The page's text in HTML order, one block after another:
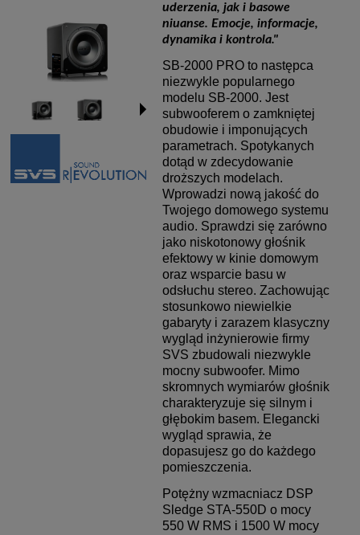
uderzenia, jak i basowe
niuanse. Emocje, informacje,
dynamika i kontrola."
SB-2000 PRO to następca
niezwykle popularnego
modelu SB-2000. Jest
subwooferem o zamkniętej
obudowie i imponujących
parametrach. Spotykanych
dotąd w zdecydowanie
droższych modelach.
Wprowadzi nową jakość do
Twojego domowego systemu
audio. Sprawdzi się zarówno
jako niskotonowy głośnik
efektowy w kinie domowym
oraz wsparcie basu w
odsłuchu stereo. Zachowując
stosunkowo niewielkie
gabaryty i zarazem klasyczny
wygląd inżynierowie firmy
SVS zbudowali niezwykle
mocny subwoofer. Mimo
skromnych wymiarów głośnik
charakteryzuje się silnym i
głębokim basem. Elegancki
wygląd sprawia, że
dopasujesz go do każdego
pomieszczenia.
Potężny wzmacniacz DSP
Sledge STA-550D o mocy
550 W RMS i 1500 W mocy